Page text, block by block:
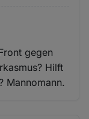
gegen
Hilft
Mannomann.